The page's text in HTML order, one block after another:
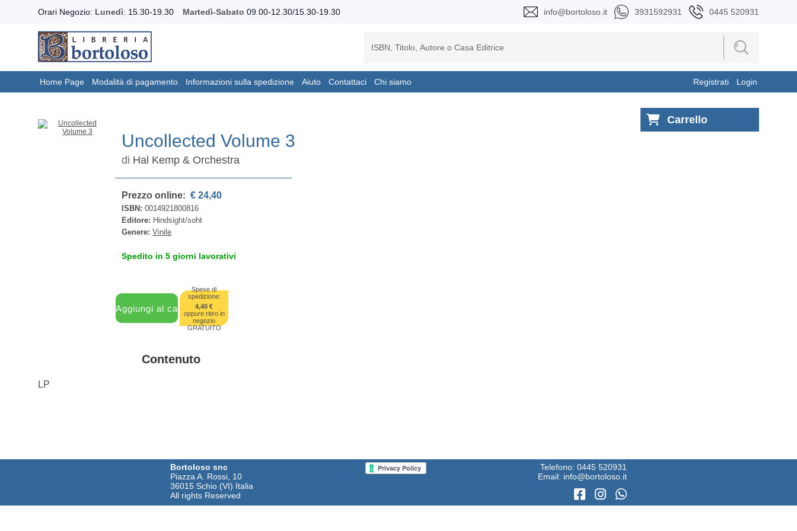
Orari Negozio: Lunedì: 15.30-19.30 Martedì-Sabato 09.00-12.30/15.30-19.30 info@bortoloso.it 3931592931 0445 520931
Home Page Modalità di pagamento Informazioni sulla spedizione Aiuto Contattaci Chi siamo Registrati Login
Uncollected Volume 3
di Hal Kemp & Orchestra
Prezzo online: € 24,40
ISBN:0014921800816
Editore: Hindsight/soht
Genere:Vinile
Spedito in 5 giorni lavorativi
Spese di
spedizione:
4,40 €
oppure ritiro in
negozio
GRATUITO
Contenuto
LP
Carrello
Bortoloso snc
Piazza A. Rossi, 10
36015 Schio (VI) Italia
All rights Reserved
Telefono: 0445 520931
Email: info@bortoloso.it